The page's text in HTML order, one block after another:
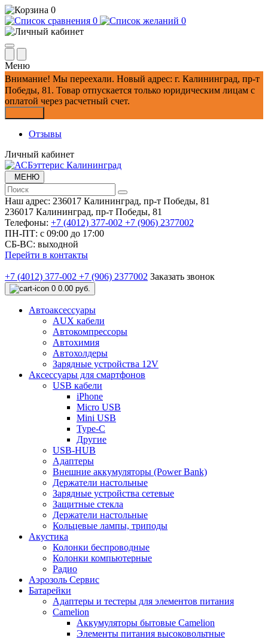
0
0
0
Меню
Внимание! Мы переехали. Новый адрес: г. Калининград, пр-т
Победы, 81. Товар отпускается только юридическим лицам с
оплатой через расчетный счет.
Отзывы
Личный кабинет
МЕНЮ
Наш адрес: 236017 Калининград,​ пр-т Победы, 81
236017 Калининград,​ пр-т Победы, 81
Телефоны: +7 (4012) 377-002 +7 (906) 2377002
ПН-ПТ: с 09:00 до 17:00
СБ-ВС: выходной
Перейти в контакты
+7 (4012) 377-002 +7 (906) 2377002 Заказать звонок
0 0.00 руб.
Автоаксессуары
AUX кабели
Автокомпрессоры
Автохимия
Автохолдеры
Зарядные устройства 12V
Аксессуары для смартфонов
USB кабели
iPhone
Micro USB
Mini USB
Type-C
Другие
USB-HUB
Адаптеры
Внешние аккумуляторы (Power Bank)
Держатели настольные
Зарядные устройства сетевые
Защитные стекла
Держатели настольные
Кольцевые лампы, триподы
Акустика
Колонки беспроводные
Колонки компьютерные
Радио
Аэрозоль Сервис
Батарейки
Aдаптеры и тестеры для элементов питания
Camelion
Аккумуляторы бытовые Camelion
Элементы питания высоковольтные